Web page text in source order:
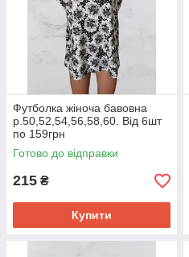
Футболка жіноча бавовна
р.50,52,54,56,58,60. Від 6шт
по 159грн
Готово до відправки
215 ₴
Купити